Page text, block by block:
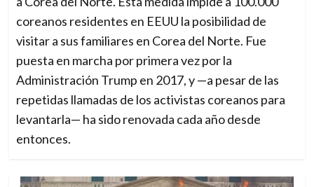
coreanos residentes en EEUU la posibilidad de
visitar a sus familiares en Corea del Norte. Fue
puesta en marcha por primera vez por la
Administración Trump en 2017, y —a pesar de las
repetidas llamadas de los activistas coreanos para
levantarla— ha sido renovada cada año desde
entonces.